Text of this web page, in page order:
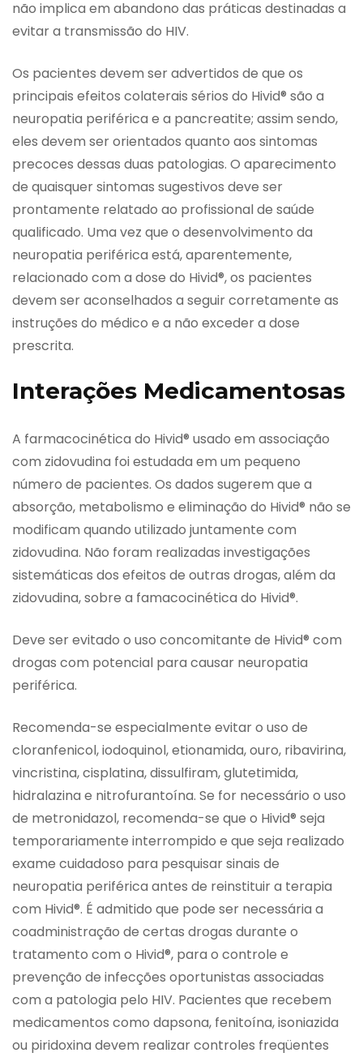
não implica em abandono das práticas destinadas a
evitar a transmissão do HIV.
Os pacientes devem ser advertidos de que os
principais efeitos colaterais sérios do Hivid® são a
neuropatia periférica e a pancreatite; assim sendo,
eles devem ser orientados quanto aos sintomas
precoces dessas duas patologias. O aparecimento
de quaisquer sintomas sugestivos deve ser
prontamente relatado ao profissional de saúde
qualificado. Uma vez que o desenvolvimento da
neuropatia periférica está, aparentemente,
relacionado com a dose do Hivid®, os pacientes
devem ser aconselhados a seguir corretamente as
instruções do médico e a não exceder a dose
prescrita.
Interações Medicamentosas
A farmacocinética do Hivid® usado em associação
com zidovudina foi estudada em um pequeno
número de pacientes. Os dados sugerem que a
absorção, metabolismo e eliminação do Hivid® não se
modificam quando utilizado juntamente com
zidovudina. Não foram realizadas investigações
sistemáticas dos efeitos de outras drogas, além da
zidovudina, sobre a famacocinética do Hivid®.
Deve ser evitado o uso concomitante de Hivid® com
drogas com potencial para causar neuropatia
periférica.
Recomenda-se especialmente evitar o uso de
cloranfenicol, iodoquinol, etionamida, ouro, ribavirina,
vincristina, cisplatina, dissulfiram, glutetimida,
hidralazina e nitrofurantoína. Se for necessário o uso
de metronidazol, recomenda-se que o Hivid® seja
temporariamente interrompido e que seja realizado
exame cuidadoso para pesquisar sinais de
neuropatia periférica antes de reinstituir a terapia
com Hivid®. É admitido que pode ser necessária a
coadministração de certas drogas durante o
tratamento com o Hivid®, para o controle e
prevenção de infecções oportunistas associadas
com a patologia pelo HIV. Pacientes que recebem
medicamentos como dapsona, fenitoína, isoniazida
ou piridoxina devem realizar controles freqüentes